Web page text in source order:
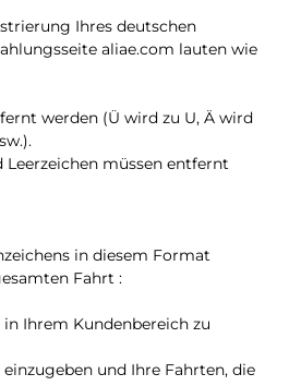
Ihres deutschen
aliae.com lauten wie
werden (Ü wird zu U, Ä wird
Leerzeichen müssen entfernt
in diesem Format
Fahrt :
Ihrem Kundenbereich zu
und Ihre Fahrten, die